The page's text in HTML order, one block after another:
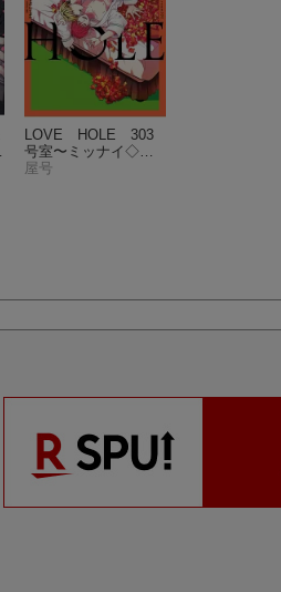
LOVE HOLE 303
号室〜ミッナイ◇お
前にINしたい〜
屋号
号室〜ミッナイ◇お
前にINしたい〜（H＆
C Comics iHertZシ
屋号